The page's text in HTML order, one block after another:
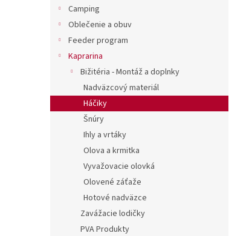
Camping
Oblečenie a obuv
Feeder program
Kaprarina
Bižitéria - Montáž a doplnky
Nadväzcový materiál
Háčiky
Šnúry
Ihly a vrtáky
Olova a krmitka
Vyvažovacie olovká
Olovené záťaže
Hotové nadväzce
Zavážacie lodičky
PVA Produkty